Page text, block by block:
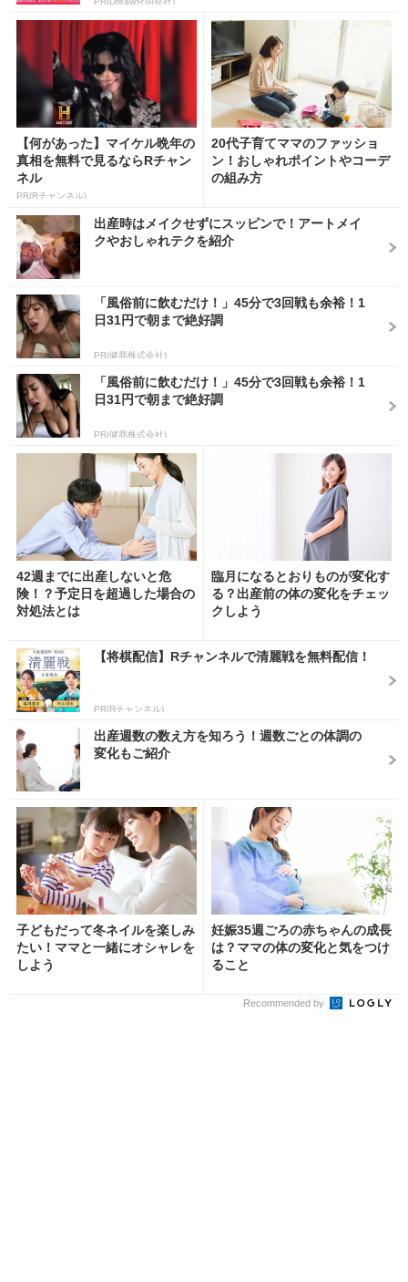
【何があった】マイケル晩年の
真相を無料で見るならRチャン
ネル
PR(Rチャンネル)
20代子育てママのファッショ
ン！おしゃれポイントやコーデ
の組み方
出産時はメイクせずにスッピンで！アートメイ
クやおしゃれテクを紹介
「風俗前に飲むだけ！」45分で3回戦も余裕！1
日31円で朝まで絶好調
PR(健商株式会社)
「風俗前に飲むだけ！」45分で3回戦も余裕！1
日31円で朝まで絶好調
PR(健商株式会社)
42週までに出産しないと危
険！？予定日を超過した場合の
対処法とは
臨月になるとおりものが変化す
る？出産前の体の変化をチェッ
クしよう
【将棋配信】Rチャンネルで清麗戦を無料配信！
PR(Rチャンネル)
出産週数の数え方を知ろう！週数ごとの体調の
変化もご紹介
子どもだって冬ネイルを楽しみ
たい！ママと一緒にオシャレを
しよう
妊娠35週ごろの赤ちゃんの成長
は？ママの体の変化と気をつけ
ること
Recommended by